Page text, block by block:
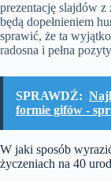
prezentację slajdów
będą dopełnieniem
sprawić, że ta
radosna i pełna
SPRAWDŹ:
formie gifów -
W jaki sposób
życzeniach na 40